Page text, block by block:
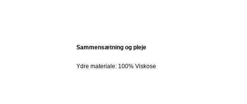
Sammensætning og pleje
Ydre materiale: 100% Viskose